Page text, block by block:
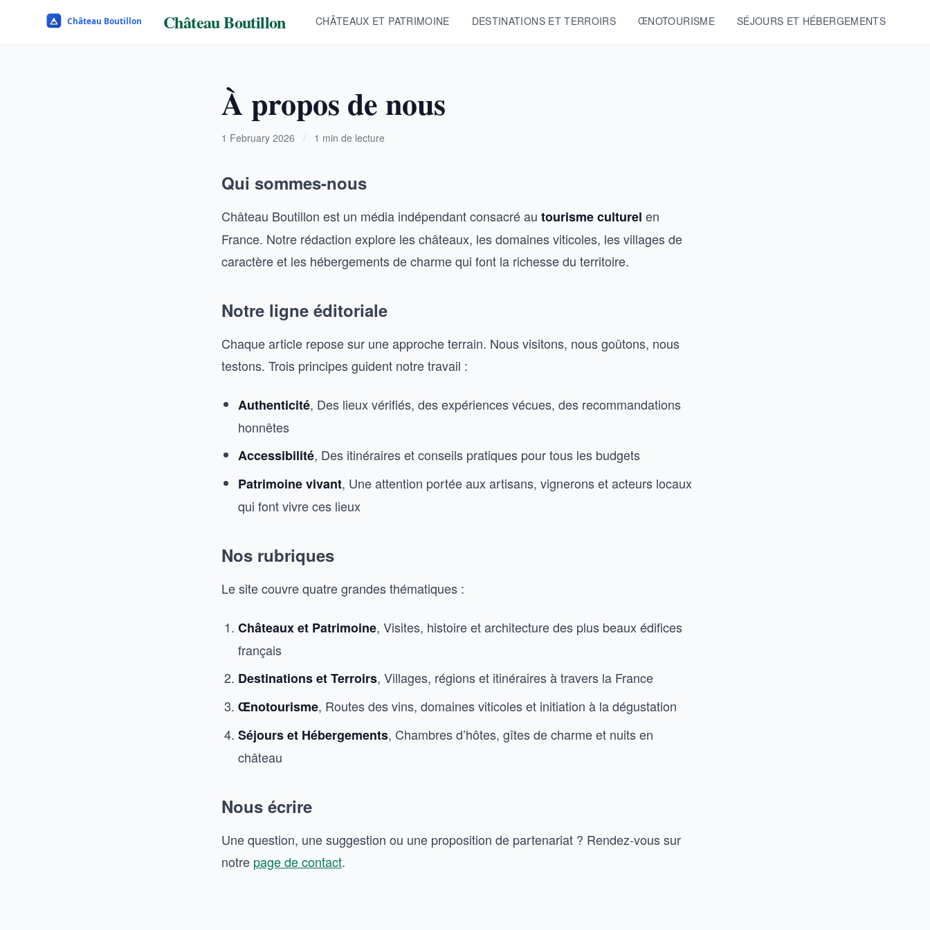
Château Boutillon CHÂTEAUX ET PATRIMOINE DESTINATIONS ET TERROIRS ŒNOTOURISME SÉJOURS ET HÉBERGEMENTS
À propos de nous
1 February 2026 / 1 min de lecture
Qui sommes-nous
Château Boutillon est un média indépendant consacré au tourisme culturel en
France. Notre rédaction explore les châteaux, les domaines viticoles, les villages de
caractère et les hébergements de charme qui font la richesse du territoire.
Notre ligne éditoriale
Chaque article repose sur une approche terrain. Nous visitons, nous goûtons, nous
testons. Trois principes guident notre travail :
Authenticité, Des lieux vérifiés, des expériences vécues, des recommandations
honnêtes
Accessibilité, Des itinéraires et conseils pratiques pour tous les budgets
Patrimoine vivant, Une attention portée aux artisans, vignerons et acteurs locaux
qui font vivre ces lieux
Nos rubriques
Le site couvre quatre grandes thématiques :
Châteaux et Patrimoine, Visites, histoire et architecture des plus beaux édifices
français
Destinations et Terroirs, Villages, régions et itinéraires à travers la France
Œnotourisme, Routes des vins, domaines viticoles et initiation à la dégustation
Séjours et Hébergements, Chambres d’hôtes, gîtes de charme et nuits en
château
Nous écrire
Une question, une suggestion ou une proposition de partenariat ? Rendez-vous sur
notre page de contact.